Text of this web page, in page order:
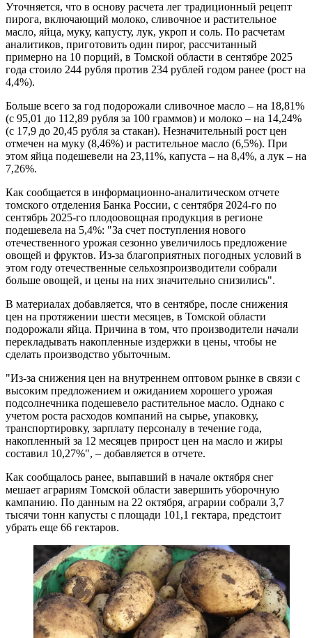
Уточняется, что в основу расчета лег традиционный рецепт
пирога, включающий молоко, сливочное и растительное
масло, яйца, муку, капусту, лук, укроп и соль. По расчетам
аналитиков, приготовить один пирог, рассчитанный
примерно на 10 порций, в Томской области в сентябре 2025
года стоило 244 рубля против 234 рублей годом ранее (рост на
4,4%).
Больше всего за год подорожали сливочное масло – на 18,81%
(с 95,01 до 112,89 рубля за 100 граммов) и молоко – на 14,24%
(с 17,9 до 20,45 рубля за стакан). Незначительный рост цен
отмечен на муку (8,46%) и растительное масло (6,5%). При
этом яйца подешевели на 23,11%, капуста – на 8,4%, а лук – на
7,26%.
Как сообщается в информационно-аналитическом отчете
томского отделения Банка России, с сентября 2024-го по
сентябрь 2025-го плодоовощная продукция в регионе
подешевела на 5,4%: "За счет поступления нового
отечественного урожая сезонно увеличилось предложение
овощей и фруктов. Из-за благоприятных погодных условий в
этом году отечественные сельхозпроизводители собрали
больше овощей, и цены на них значительно снизились".
В материалах добавляется, что в сентябре, после снижения
цен на протяжении шести месяцев, в Томской области
подорожали яйца. Причина в том, что производители начали
перекладывать накопленные издержки в цены, чтобы не
сделать производство убыточным.
"Из-за снижения цен на внутреннем оптовом рынке в связи с
высоким предложением и ожиданием хорошего урожая
подсолнечника подешевело растительное масло. Однако с
учетом роста расходов компаний на сырье, упаковку,
транспортировку, зарплату персоналу в течение года,
накопленный за 12 месяцев прирост цен на масло и жиры
составил 10,27%", – добавляется в отчете.
Как сообщалось ранее, выпавший в начале октября снег
мешает аграриям Томской области завершить уборочную
кампанию. По данным на 22 октября, аграрии собрали 3,7
тысячи тонн капусты с площади 101,1 гектара, предстоит
убрать еще 66 гектаров.